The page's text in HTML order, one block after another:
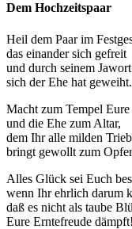
Dem Hochzeitspaar
Heil dem Paar im
das einander sich gefreit
und durch seinem
sich der Ehe hat geweiht.
Macht zum Tempel
und die Ehe zum Altar,
dem Ihr alle milden
bringt gewollt zum
Alles Glück sei Euch
wenn Ihr ehrlich darum
daß es nicht als taube
Eure Erntefreude dämpft!